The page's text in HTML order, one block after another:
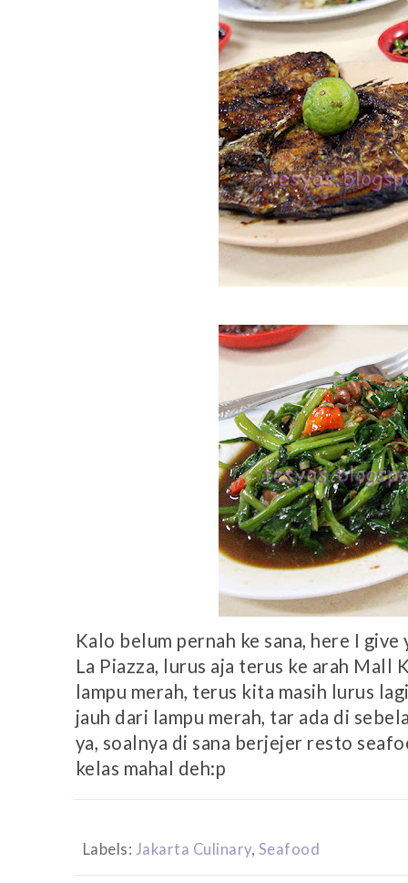
Kalo belum pernah ke sana, here I
La Piazza, lurus aja terus ke arah Mall
lampu merah, terus kita masih lurus
jauh dari lampu merah, tar ada di
ya, soalnya di sana berjejer resto
kelas mahal deh:p
Labels: Jakarta Culinary, Seafood